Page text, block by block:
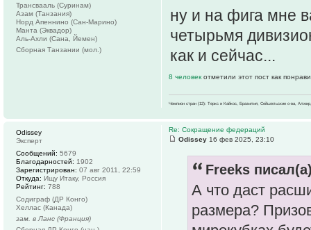
ну и на фига мне
четырьмя
как и сейчас...
8 человек отметили этот пост как
Чемпион стран (12): Теркс и Кайкос, Бразилия, Сейшельские о-ва,
Трансвааль (Суринам)
Азам (Танзания)
Норд Апеннино (Сан-Марино)
Манта (Эквадор)
Аль-Ахли (Сана, Йемен)
Сборная Танзании (мол.)
Re: Сокращение федераций
Odissey 16 фев 2025, 23:10
Freeks
А что даст
размера?
Odissey
Эксперт
Сообщений: 5679
Благодарностей: 1902
Зарегистрирован: 07 авг 2011, 22:59
Откуда: Ищу Итаку, Россия
Рейтинг: 788
Содиграф (ДР Конго)
Хеллас (Канада)
зам. в Ланс (Франция)